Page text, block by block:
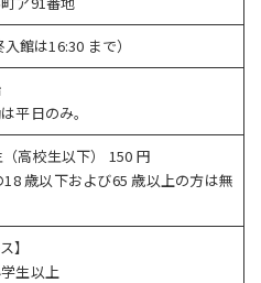
館は16:30 まで）
平⽇のみ。
⾼校⽣以下） 150 円
歳以下および65 歳以上の⽅は無
】
生以上